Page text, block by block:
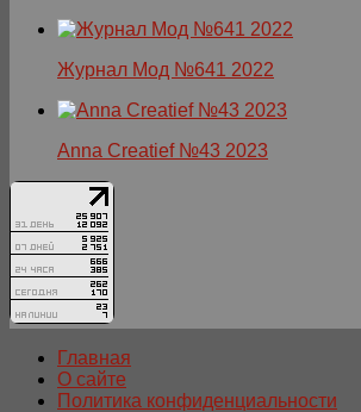
Журнал Мод №641 2022
Anna Creatief №43 2023
Главная
О сайте
Политика конфиденциальности